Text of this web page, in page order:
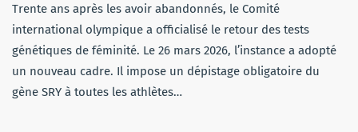
Trente ans après les avoir abandonnés, le Comité
international olympique a officialisé le retour des tests
génétiques de féminité. Le 26 mars 2026, l’instance a adopté
un nouveau cadre. Il impose un dépistage obligatoire du
gène SRY à toutes les athlètes…